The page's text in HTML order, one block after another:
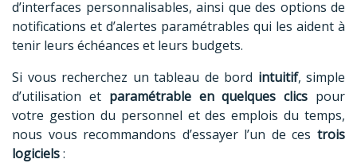
d’interfaces personnalisables, ainsi que des options de
notifications et d’alertes paramétrables qui les aident à
tenir leurs échéances et leurs budgets.
Si vous recherchez un tableau de bord intuitif, simple
d’utilisation et paramétrable en quelques clics pour
votre gestion du personnel et des emplois du temps,
nous vous recommandons d’essayer l’un de ces trois
logiciels: